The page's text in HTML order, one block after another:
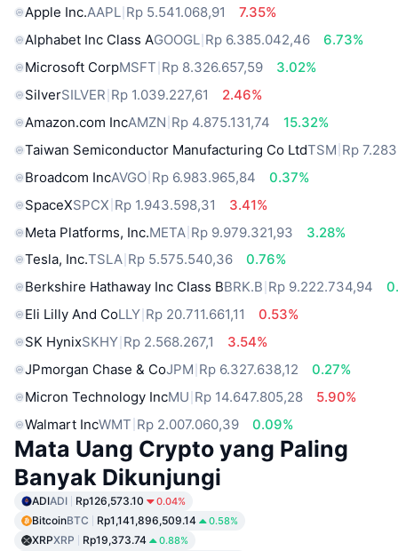
Apple Inc.AAPL Rp 5.541.068,91
7.35%
Alphabet Inc Class AGOOGL Rp 6.385.042,46
6.73%
Microsoft CorpMSFT Rp 8.326.657,59
3.02%
SilverSILVER Rp 1.039.227,61
2.46%
Amazon.com IncAMZN Rp 4.875.131,74
15.32%
Taiwan Semiconductor Manufacturing Co LtdTSM Rp
Broadcom IncAVGO Rp 6.983.965,84
0.37%
SpaceXSPCX Rp 1.943.598,31
3.41%
Meta Platforms, Inc.META Rp 9.979.321,93
3.28%
Tesla, Inc.TSLA Rp 5.575.540,36
0.76%
Berkshire Hathaway Inc Class BBRK.B Rp 9.222.734,94
Eli Lilly And CoLLY Rp 20.711.661,11
0.53%
SK HynixSKHY Rp 2.568.267,1
3.54%
JPmorgan Chase & CoJPM Rp 6.327.638,12
0.27%
Micron Technology IncMU Rp 14.647.805,28
5.90%
Walmart IncWMT Rp 2.007.060,39 0.09%
Mata Uang Crypto yang Paling
Banyak Dikunjungi
ADIADI Rp126,573.10 0.04%
BitcoinBTC Rp1,141,896,509.14 0.58%
XRPXRP Rp19,373.74 0.88%